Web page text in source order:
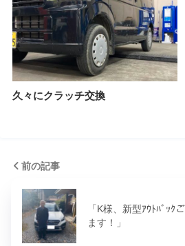
久々にクラッチ交換
前の記事
「K様、新型ｱｳﾄﾊﾞｯｸ
ます！」